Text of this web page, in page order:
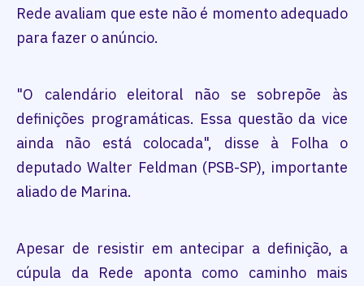
Rede avaliam que este não é momento adequado
para fazer o anúncio.
"O calendário eleitoral não se sobrepõe às
definições programáticas. Essa questão da vice
ainda não está colocada", disse à Folha o
deputado Walter Feldman (PSB-SP), importante
aliado de Marina.
Apesar de resistir em antecipar a definição, a
cúpula da Rede aponta como caminho mais